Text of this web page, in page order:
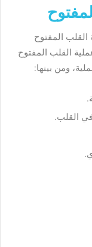
القلب المفتوح
القلب المفتوح
ومن بينها:
القلب.